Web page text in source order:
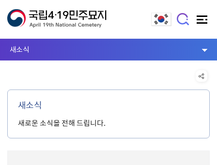
새소식
새소식
새로운 소식을 전해 드립니다.